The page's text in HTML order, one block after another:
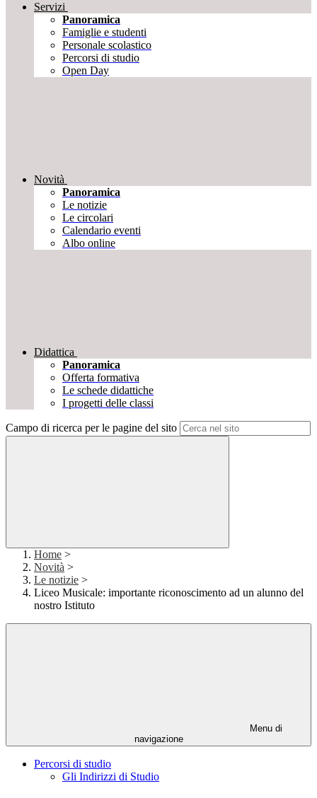
Servizi
Panoramica
Famiglie e studenti
Personale scolastico
Percorsi di studio
Open Day
Novità
Panoramica
Le notizie
Le circolari
Calendario eventi
Albo online
Didattica
Panoramica
Offerta formativa
Le schede didattiche
I progetti delle classi
Campo di ricerca per le pagine del sito
Home >
Novità >
Le notizie >
Liceo Musicale: importante riconoscimento ad un alunno del
nostro Istituto
Menu di
navigazione
Percorsi di studio
Gli Indirizzi di Studio